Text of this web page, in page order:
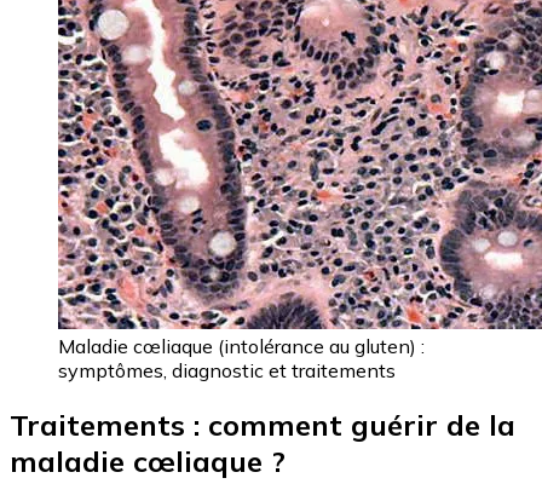
Maladie cœliaque (intolérance au gluten) :
symptômes, diagnostic et traitements
Traitements : comment guérir de la
maladie cœliaque ?